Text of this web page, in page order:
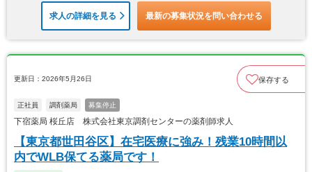
求人の詳細を見る 最新の募集状況を問い合わせる
更新日：2026年5月26日 保存する
正社員 調剤薬局 募集停止
下宿薬局 桜丘店 株式会社東京調剤センターの薬剤師求人
【東京都世田谷区】在宅医療に強み！残業10時間以
内でWLB保てる薬局です！